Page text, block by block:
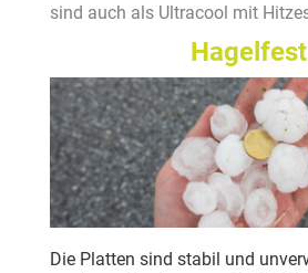
sind auch als Ultracool mit
Hagelfest
Die Platten sind stabil und